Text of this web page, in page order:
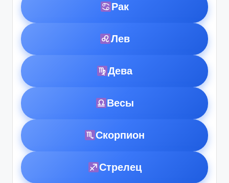
Рак
Лев
Дева
Весы
Скорпион
Стрелец